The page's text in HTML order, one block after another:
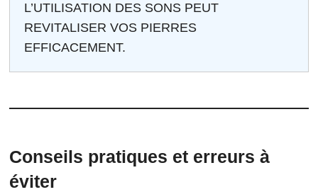
L’UTILISATION DES SONS PEUT
REVITALISER VOS PIERRES
EFFICACEMENT.
Conseils pratiques et erreurs à
éviter